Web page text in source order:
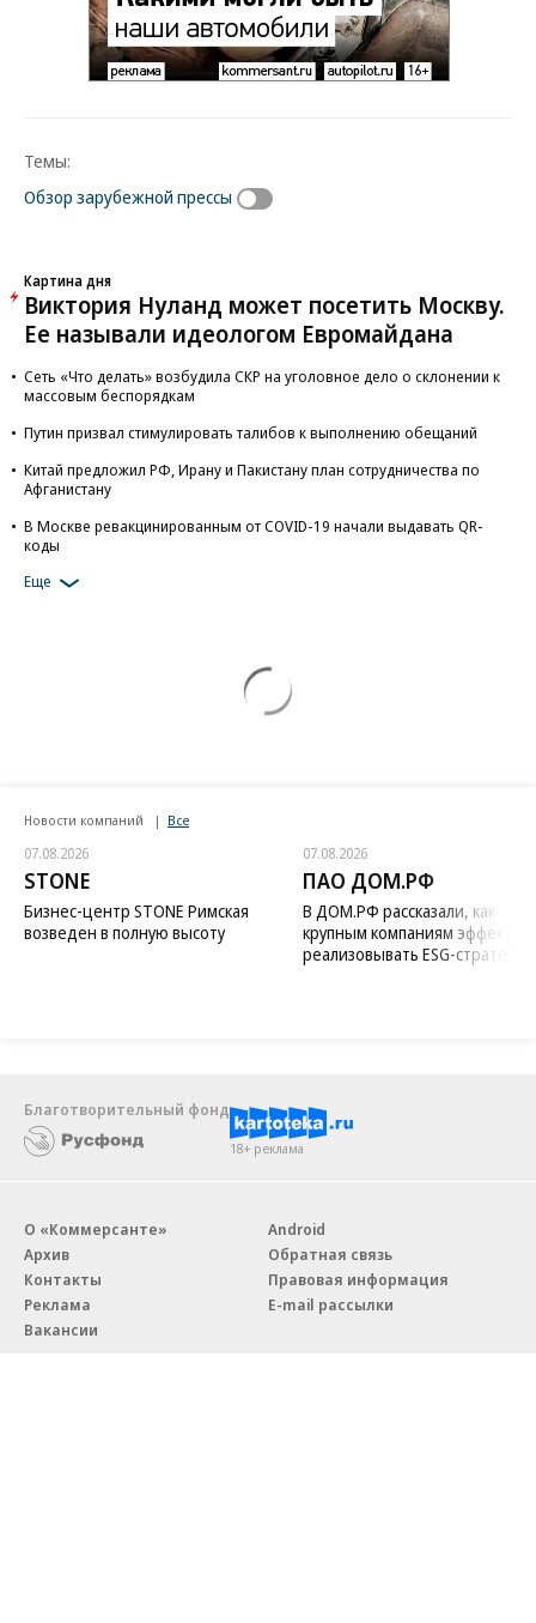
Темы:
Обзор зарубежной прессы
Картина дня
Виктория Нуланд может посетить Москву.
Ее называли идеологом Евромайдана
Сеть «Что делать» возбудила СКР на уголовное дело о склонении к
массовым беспорядкам
Путин призвал стимулировать талибов к выполнению обещаний
Китай предложил РФ, Ирану и Пакистану план сотрудничества по
Афганистану
В Москве ревакцинированным от COVID-19 начали выдавать QR-
коды
Еще
Новости компаний Все
07.08.2026
STONE
Бизнес-центр STONE Римская
возведен в полную высоту
07.08.2026
ПАО ДОМ.РФ
В ДОМ.РФ рассказали, как
крупным компаниям
реализовывать ESG-стратегию
Благотворительный фонд
18+ реклама
О «Коммерсанте»
Архив
Контакты
Реклама
Вакансии
Android
Обратная связь
Правовая информация
E-mail рассылки